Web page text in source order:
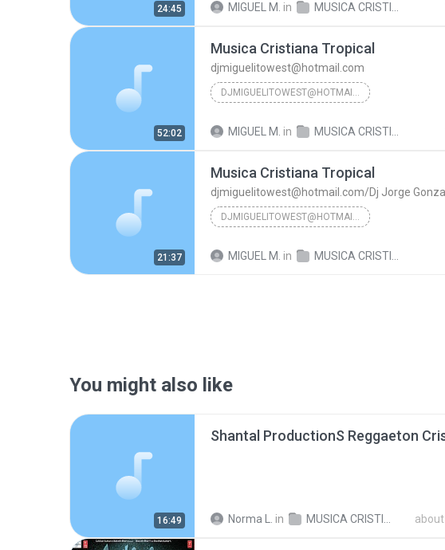
24:45 MIGUEL M. in MUSICA CRISTIANA PARA EDIFICAR
52:02
Musica Cristiana Tropical
djmiguelitowest@hotmail.com
DJMIGUELITOWEST@HOTMAIL.COM
MIGUEL M. in MUSICA CRISTIANA PARA EDIFICAR
21:37
Musica Cristiana Tropical
djmiguelitowest@hotmail.com/Dj Jorge
DJMIGUELITOWEST@HOTMAIL.COM/DJ JORGE GONZALEZ
MIGUEL M. in MUSICA CRISTIANA PARA EDIFICAR
You might also like
16:49 Norma L. in